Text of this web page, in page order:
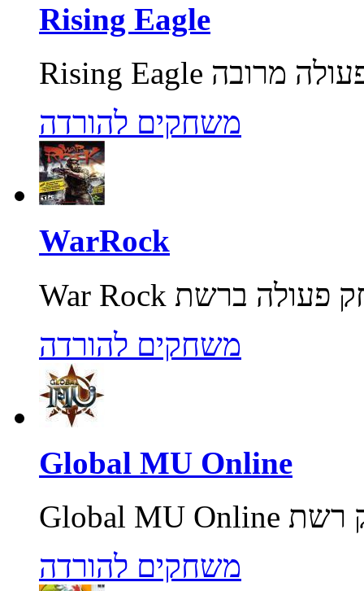
Rising Eagle
משחקים להורדה
WarRock
משחקים להורדה
Global MU Online
משחקים להורדה